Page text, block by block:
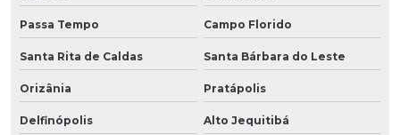
Passa Tempo Campo Florido
Santa Rita de Caldas Santa Bárbara do Leste
Orizânia Pratápolis
Delfinópolis Alto Jequitibá